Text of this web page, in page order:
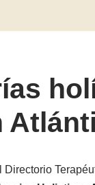
Directorio